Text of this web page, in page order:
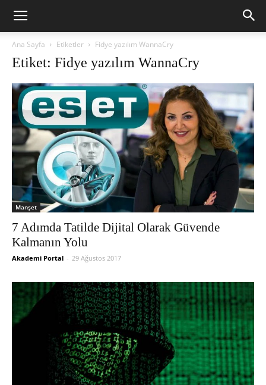
Ana Sayfa Etiketler Fidye yazılım WannaCry
Etiket: Fidye yazılım WannaCry
Manşet
7 Adımda Tatilde Dijital Olarak Güvende
Kalmanın Yolu
Akademi Portal - 29 Ağustos 2017